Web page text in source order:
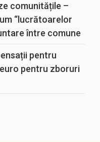
comunitățile –
“lucrătoarelor
între comune
pentru
pentru zboruri